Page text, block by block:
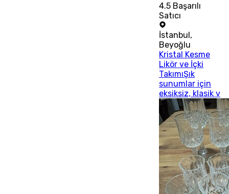
4.5 Başarılı
Satıcı
İstanbul,
Beyoğlu
Kristal Kesme
Likör ve İçki
TakımıŞık
sunumlar için
eksiksiz, klasik v